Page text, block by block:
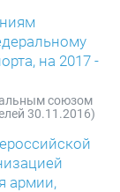
на 2017 -
союзом
30.11.2016)
армии,